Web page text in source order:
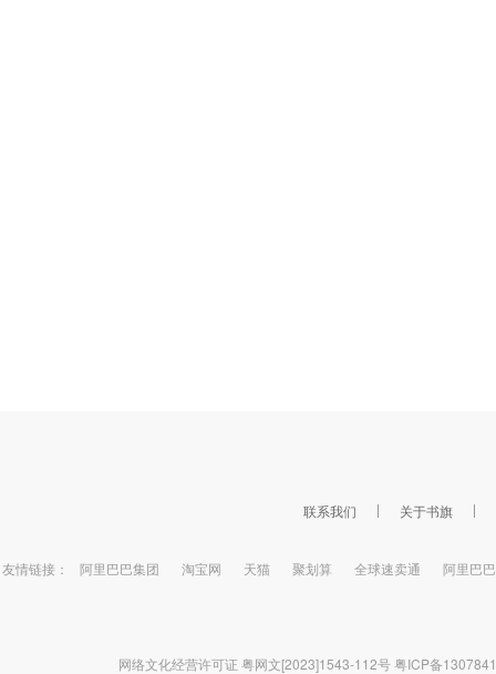
联系我们 关于书旗
友情链接： 阿里巴巴集团 淘宝网 天猫 聚划算 全球速卖通 阿里巴
网络文化经营许可证 粤网文[2023]1543-112号粤ICP备